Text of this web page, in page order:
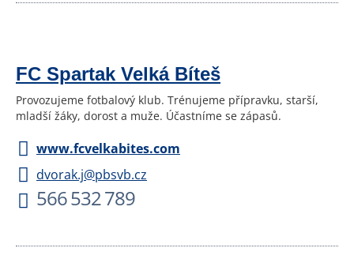
FC Spartak Velká Bíteš
Provozujeme fotbalový klub. Trénujeme přípravku, starší,
mladší žáky, dorost a muže. Účastníme se zápasů.
www.fcvelkabites.com
dvorak.j@pbsvb.cz
566 532 789